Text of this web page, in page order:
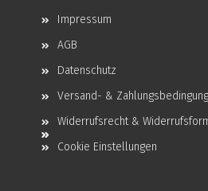
Impressum
AGB
Datenschutz
Versand- &
Widerrufsrecht &
Cookie Einstellungen